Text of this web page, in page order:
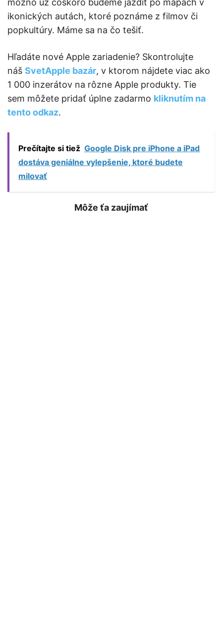
možno už čoskoro budeme jazdiť po mapách v
ikonických autách, ktoré poznáme z filmov či
popkultúry. Máme sa na čo tešiť.
Hľadáte nové Apple zariadenie? Skontrolujte
náš SvetApple bazár, v ktorom nájdete viac ako
1 000 inzerátov na rôzne Apple produkty. Tie
sem môžete pridať úplne zadarmo kliknutím na
tento odkaz.
Prečítajte si tiež Google Disk pre iPhone a iPad
dostáva geniálne vylepšenie, ktoré budete
milovať
Môže ťa zaujímať